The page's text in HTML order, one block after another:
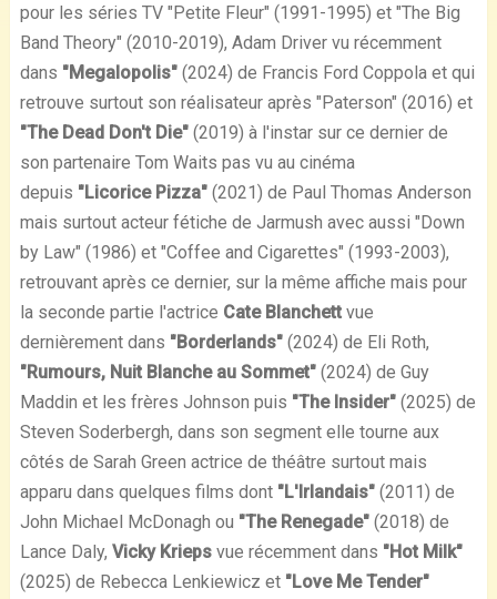
pour les séries TV "Petite Fleur" (1991-1995) et "The Big
Band Theory" (2010-2019), Adam Driver vu récemment
dans "Megalopolis" (2024) de Francis Ford Coppola et qui
retrouve surtout son réalisateur après "Paterson" (2016) et
"The Dead Don't Die"(2019) à l'instar sur ce dernier de
son partenaire Tom Waits pas vu au cinéma
depuis "Licorice Pizza"(2021) de Paul Thomas Anderson
mais surtout acteur fétiche de Jarmush avec aussi "Down
by Law" (1986) et "Coffee and Cigarettes" (1993-2003),
retrouvant après ce dernier, sur la même affiche mais pour
la seconde partie l'actrice Cate Blanchettvue
dernièrement dans "Borderlands" (2024) de Eli Roth,
"Rumours, Nuit Blanche au Sommet"(2024) de Guy
Maddin et les frères Johnson puis "The Insider"(2025) de
Steven Soderbergh, dans son segment elle tourne aux
côtés de Sarah Green actrice de théâtre surtout mais
apparu dans quelques films dont "L'Irlandais" (2011) de
John Michael McDonagh ou "The Renegade" (2018) de
Lance Daly, Vicky Kriepsvue récemment dans "Hot Milk"
(2025) de Rebecca Lenkiewicz et "Love Me Tender"